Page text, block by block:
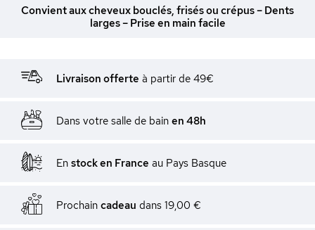
Convient aux cheveux bouclés, frisés ou crépus – Dents
larges – Prise en main facile
Livraison offerte à partir de 49€
Dans votre salle de bain en 48h
En stock en France au Pays Basque
Prochain cadeau dans 19,00 €